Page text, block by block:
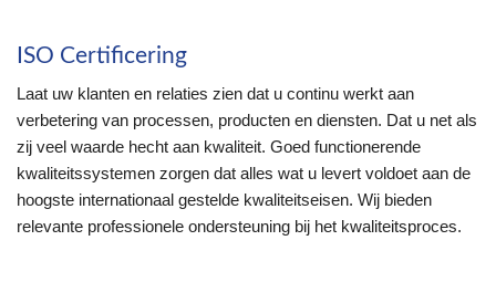
ISO Certificering
Laat uw klanten en relaties zien dat u continu werkt aan
verbetering van processen, producten en diensten. Dat u net als
zij veel waarde hecht aan kwaliteit. Goed functionerende
kwaliteitssystemen zorgen dat alles wat u levert voldoet aan de
hoogste internationaal gestelde kwaliteitseisen. Wij bieden
relevante professionele ondersteuning bij het kwaliteitsproces.